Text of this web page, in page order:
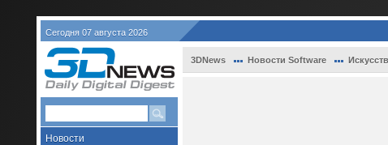
Сегодня 07 августа 2026
Новости
3DNews Новости Software